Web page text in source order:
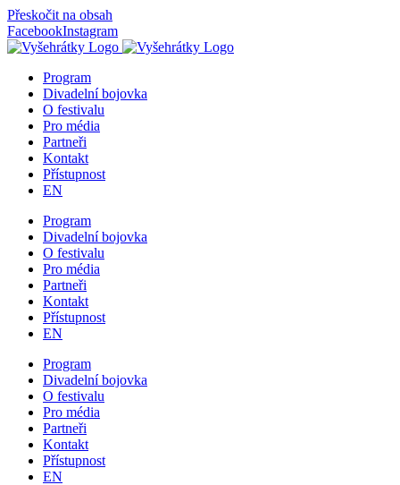
Přeskočit na obsah
FacebookInstagram
Program
Divadelní bojovka
O festivalu
Pro média
Partneři
Kontakt
Přístupnost
EN
Program
Divadelní bojovka
O festivalu
Pro média
Partneři
Kontakt
Přístupnost
EN
Program
Divadelní bojovka
O festivalu
Pro média
Partneři
Kontakt
Přístupnost
EN